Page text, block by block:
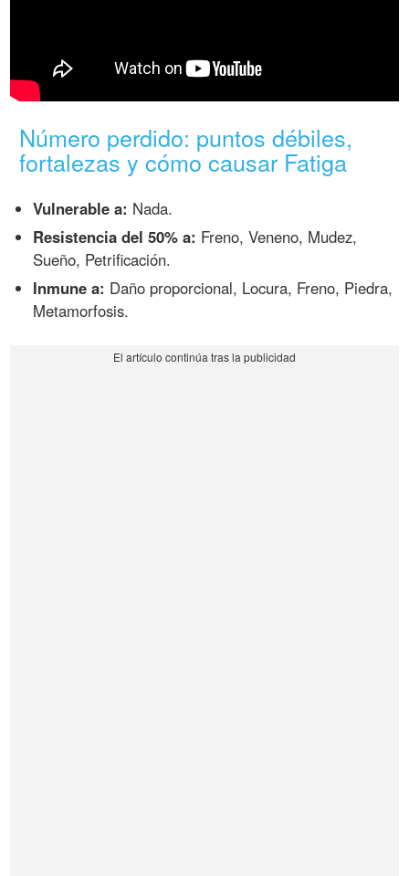
Número perdido: puntos débiles,
fortalezas y cómo causar Fatiga
Vulnerable a: Nada.
Resistencia del 50% a: Freno, Veneno, Mudez,
Sueño, Petrificación.
Inmune a: Daño proporcional, Locura, Freno, Piedra,
Metamorfosis.